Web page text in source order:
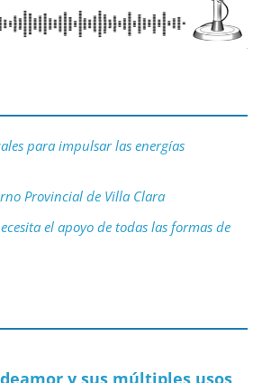
para impulsar las energías
Provincial de Villa Clara
el apoyo de todas las formas de